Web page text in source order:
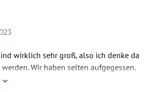
wirklich sehr groß, also ich denke da
Wir haben selten aufgegessen.
Salatbuffet fehlt wirklich.